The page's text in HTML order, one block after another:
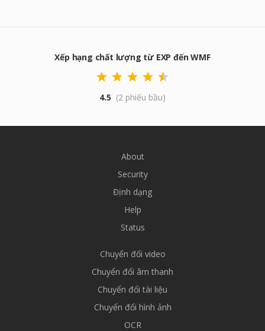
Xếp hạng chất lượng từ EXP đến WMF
4.5 (2 phiếu bầu)
About
Security
Định dạng
Help
Status
Chuyển đổi video
Chuyển đổi âm thanh
Chuyển đổi tài liệu
Chuyển đổi hình ảnh
OCR